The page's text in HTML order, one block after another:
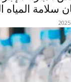
المياه